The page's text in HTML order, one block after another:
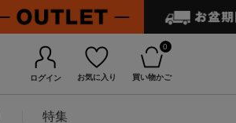
ログイン お気に入り
0
買い物かご
特集